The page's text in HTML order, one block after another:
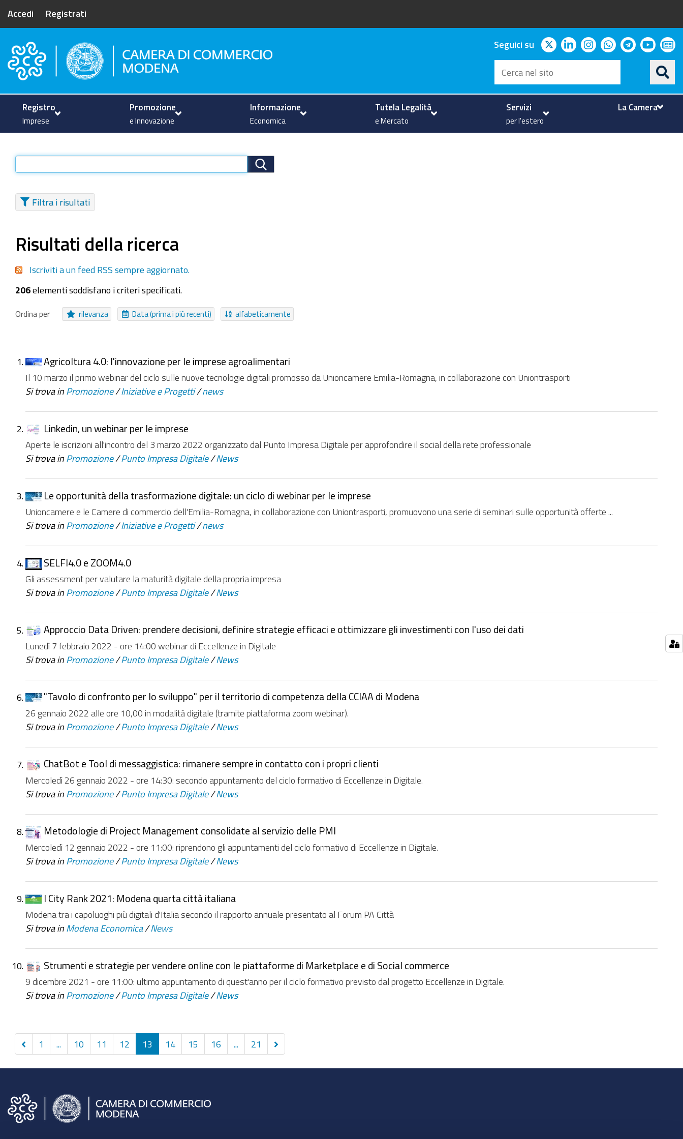
Accedi Registrati
Camera di Commercio di Modena
Seguici su twitterlinkedininstagram
whatsapp
telegram
Cerca
nel
sito
Registro
Imprese
Promozione
e Innovazione
Informazione
Economica
Tutela Legalità
e Mercato
Servizi
per l'estero
La Camera
Filtra i risultati
Seleziona tutti o nessuno
EasyForm
Pagina Collezione Inviabile
Cartella Approfondimento
Procedure
Da ieri Nell'ultima settimana Nell'ultimo mese Da sempre
Risultati della ricerca
Iscriviti a un feed RSS sempre aggiornato.
206 elementi soddisfano i criteri specificati.
Ordina per rilevanza Data (prima i più recenti) alfabeticamente
Agricoltura 4.0: l'innovazione per le imprese agroalimentari
Il 10 marzo il primo webinar del ciclo sulle nuove tecnologie digitali promosso da Unioncamere Emilia-Romagna, in collaborazione con Uniontrasporti
Si trova in Promozione /Iniziative e Progetti /news
Linkedin, un webinar per le imprese
Aperte le iscrizioni all'incontro del 3 marzo 2022 organizzato dal Punto Impresa Digitale per approfondire il social della rete professionale
Si trova in Promozione /Punto Impresa Digitale /News
Le opportunità della trasformazione digitale: un ciclo di webinar per le imprese
Unioncamere e le Camere di commercio dell'Emilia-Romagna, in collaborazione con Uniontrasporti, promuovono una serie di seminari sulle opportunità offerte ...
Si trova in Promozione /Iniziative e Progetti /news
SELFI4.0 e ZOOM4.0
Gli assessment per valutare la maturità digitale della propria impresa
Si trova in Promozione /Punto Impresa Digitale /News
Approccio Data Driven: prendere decisioni, definire strategie efficaci e ottimizzare gli investimenti con l'uso dei dati
Lunedì 7 febbraio 2022 - ore 14:00 webinar di Eccellenze in Digitale
Si trova in Promozione /Punto Impresa Digitale /News
"Tavolo di confronto per lo sviluppo" per il territorio di competenza della CCIAA di Modena
26 gennaio 2022 alle ore 10,00 in modalità digitale (tramite piattaforma zoom webinar).
Si trova in Promozione /Punto Impresa Digitale /News
ChatBot e Tool di messaggistica: rimanere sempre in contatto con i propri clienti
Mercoledì 26 gennaio 2022 - ore 14:30: secondo appuntamento del ciclo formativo di Eccellenze in Digitale.
Si trova in Promozione /Punto Impresa Digitale /News
Metodologie di Project Management consolidate al servizio delle PMI
Mercoledì 12 gennaio 2022 - ore 11:00: riprendono gli appuntamenti del ciclo formativo di Eccellenze in Digitale.
Si trova in Promozione /Punto Impresa Digitale /News
I City Rank 2021: Modena quarta città italiana
Modena tra i capoluoghi più digitali d'Italia secondo il rapporto annuale presentato al Forum PA Città
Si trova in Modena Economica /News
Strumenti e strategie per vendere online con le piattaforme di Marketplace e di Social commerce
9 dicembre 2021 - ore 11:00: ultimo appuntamento di quest'anno per il ciclo formativo previsto dal progetto Eccellenze in Digitale.
Si trova in Promozione /Punto Impresa Digitale /News
Precedenti
10
1 10 11 12 13 14 15 16 21
Successivi
10